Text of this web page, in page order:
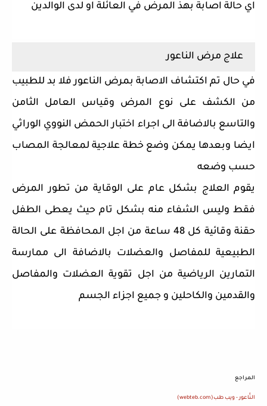
اي حالة اصابة بهذ المرض في العائلة او لدى الوالدين
علاج مرض الناعور
في حال تم اكتشاف الاصابة بمرض الناعور فلا بد للطبيب
من الكشف على نوع المرض وقياس العامل الثامن
والتاسع بالاضافة الى اجراء اختبار الحمض النووي الوراثي
ايضا وبعدها يمكن وضع خطة علاجية لمعالجة المصاب
حسب وضعه
يقوم العلاج بشكل عام على الوقاية من تطور المرض
فقط وليس الشفاء منه بشكل تام حيث يعطى الطفل
حقنة وقائية كل 48 ساعة من اجل المحافظة على الحالة
الطبيعية للمفاصل والعضلات بالاضافة الى ممارسة
التمارين الرياضية من اجل تقوية العضلات والمفاصل
والقدمين والكاحلين و جميع اجزاء الجسم
المراجع
النَّاعور - ويب طب (webteb.com)